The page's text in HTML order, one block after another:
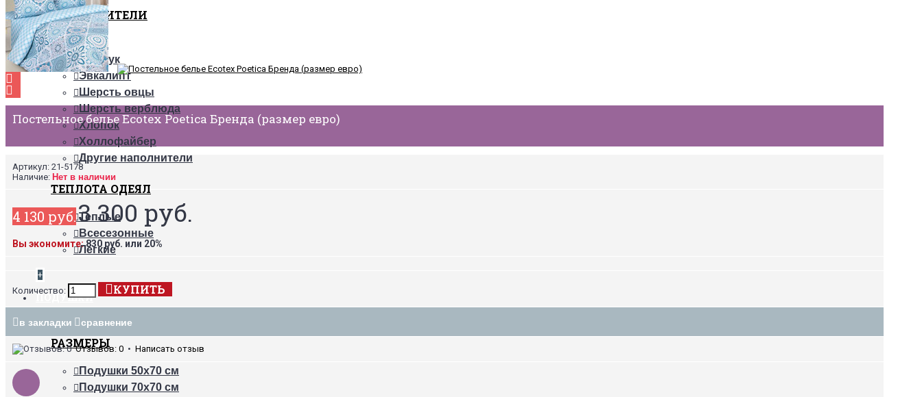
НАПОЛНИТЕЛИ
Пух
Бамбук
Эвкалипт
Шерсть овцы
Шерсть верблюда
Хлопок
Холлофайбер
Другие наполнители
ТЕПЛОТА ОДЕЯЛ
Теплые
Всесезонные
Легкие
+
ПОДУШКИ
РАЗМЕРЫ
Подушки 50х70 см
Подушки 70х70 см
Постельное белье Ecotex Poetica Бренда (размер евро)
Артикул: 21-5178
Наличие: Нет в наличии
4 130 руб.3 300 руб.
Вы экономите:830 руб. или 20%
Количество: КУПИТЬ
в закладки сравнение
Отзывов: 0 • Написать отзыв